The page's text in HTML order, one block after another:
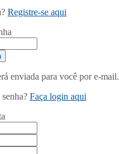
Registre-se aqui
enviada para você por e-mail.
Faça login aqui